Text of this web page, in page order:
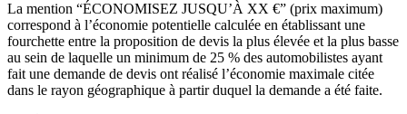
La mention “ÉCONOMISEZ JUSQU’À XX €” (prix maximum)
correspond à l’économie potentielle calculée en établissant une
fourchette entre la proposition de devis la plus élevée et la plus basse
au sein de laquelle un minimum de 25 % des automobilistes ayant
fait une demande de devis ont réalisé l’économie maximale citée
dans le rayon géographique à partir duquel la demande a été faite.